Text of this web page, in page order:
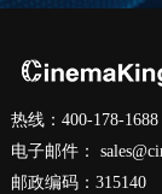
热线：400-178-1688
电子邮件：
邮政编码：315140